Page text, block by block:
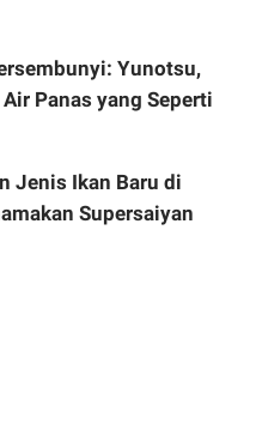
Yunotsu,
Panas yang Seperti
Jenis Ikan Baru di
Supersaiyan